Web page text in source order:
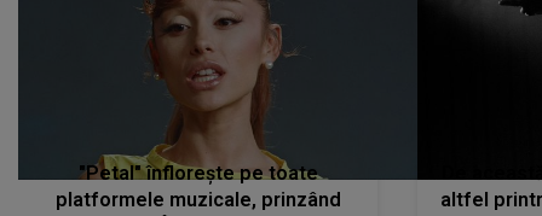
"Petal" înflorește pe toate
platformele muzicale, prinzând
altfel